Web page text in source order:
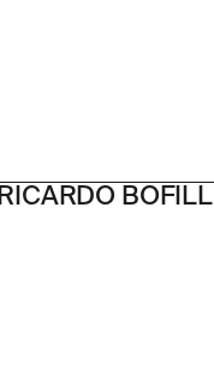
RICARDO BOFILL